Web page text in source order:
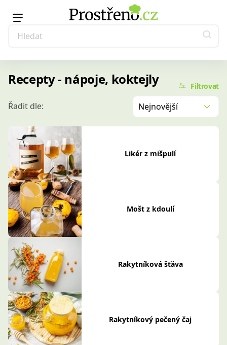
Recepty - nápoje, koktejly Filtrovat
Řadit dle: Nejnovější
Likér z mišpulí
Mošt z kdoulí
Rakytníková šťáva
Rakytníkový pečený čaj